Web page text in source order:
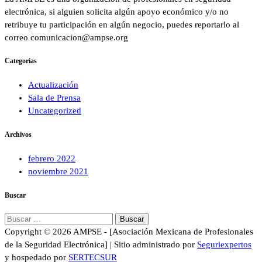
electrónica, si alguien solicita algún apoyo económico y/o no
retribuye tu participación en algún negocio, puedes reportarlo al
correo comunicacion@ampse.org
Categorias
Actualización
Sala de Prensa
Uncategorized
Archivos
febrero 2022
noviembre 2021
Buscar
Copyright © 2026 AMPSE - [Asociación Mexicana de Profesionales
de la Seguridad Electrónica] | Sitio administrado por Seguriexpertos
y hospedado por SERTECSUR